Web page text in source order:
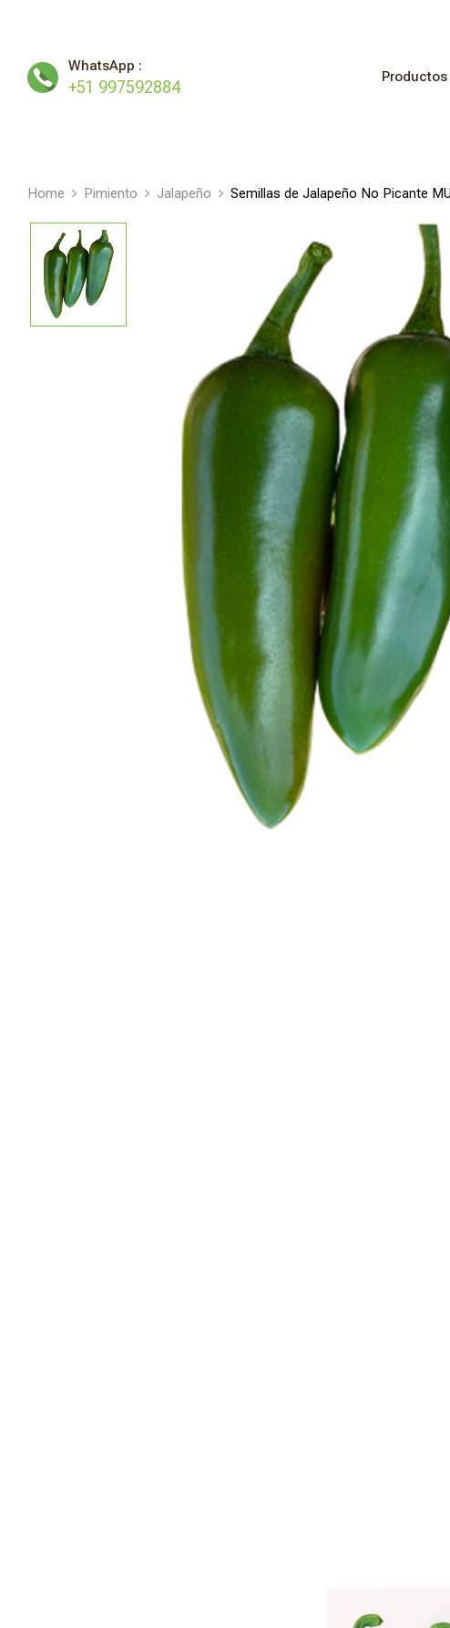
WhatsApp :
+51 997592884
Productos
Home Pimiento Jalapeño Semillas de Jalapeño No Picante